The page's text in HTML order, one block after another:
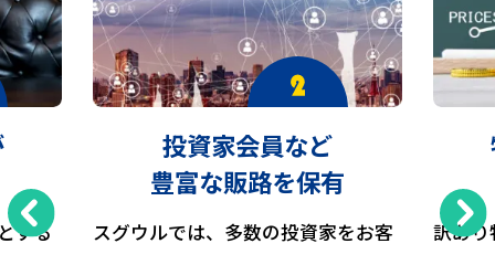
する
投資家会員など
豊富な販路を保有
スグウルでは、多数の投資家をお客
訳あ